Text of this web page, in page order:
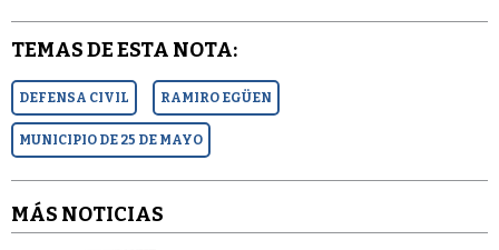
TEMAS DE ESTA NOTA:
DEFENSA CIVIL RAMIRO EGÜEN
MUNICIPIO DE 25 DE MAYO
MÁS NOTICIAS